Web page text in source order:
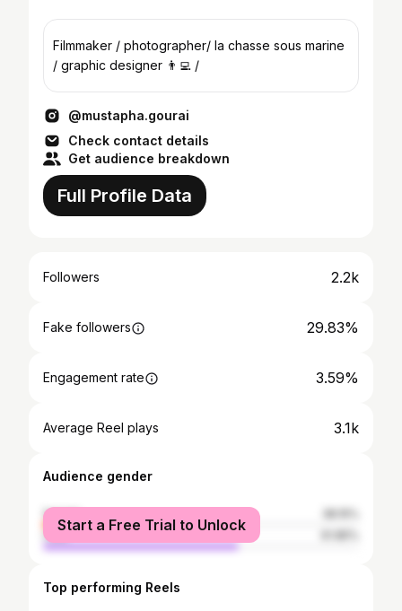
Filmmaker / photographer/ la chasse sous marine
/ graphic designer 👨‍💻 /
@mustapha.gourai
Check contact details
Get audience breakdown
Full Profile Data
Followers 2.2k
Fake followers 29.83%
Engagement rate 3.59%
Average Reel plays 3.1k
Audience gender
female
male
Start a Free Trial to Unlock
Top performing Reels